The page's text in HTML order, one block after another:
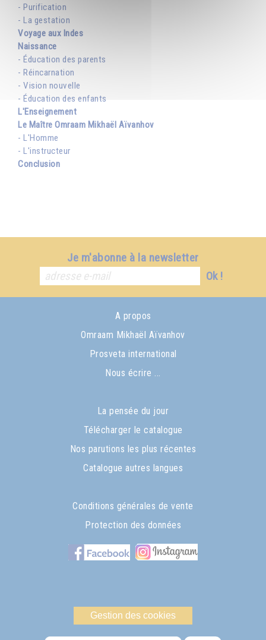
- Purification
- La gestation
Voyage aux Indes
Naissance
- Éducation des parents
- Réincarnation
- Vision nouvelle
- Éducation des enfants
L'Enseignement
Le Maître Omraam Mikhaël Aïvanhov
- L'Homme
- L'instructeur
Conclusion
Je m'abonne à la newsletter
Ok !
A propos
Omraam Mikhaël Aïvanhov
Prosveta international
Nous écrire ...
La pensée du jour
Télécharger le catalogue
Nos parutions les plus récentes
Catalogue autres langues
Conditions générales de vente
Protection des données
Gestion des cookies